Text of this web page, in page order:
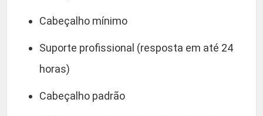
Cabeçalho mínimo
Suporte profissional (resposta em até 24
horas)
Cabeçalho padrão